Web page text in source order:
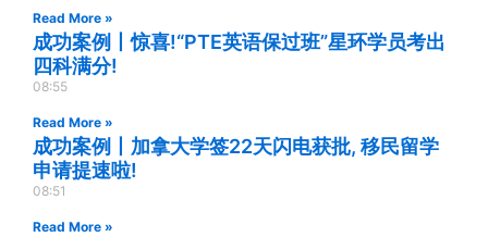
Read More »
成功案例丨惊喜!“PTE英语保过班”星环学员考出
四科满分!
08:55
Read More »
成功案例丨加拿大学签22天闪电获批, 移民留学
申请提速啦!
08:51
Read More »